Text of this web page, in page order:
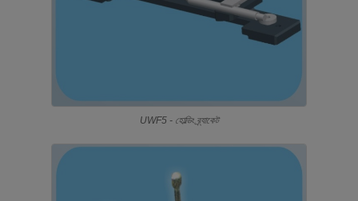
UWF5 - হোল্ডিং ব্র্যাকেট